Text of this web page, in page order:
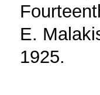
E.
1925.